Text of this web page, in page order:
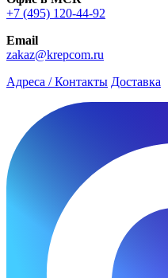
+7 (495) 120-44-92
Email
zakaz@krepcom.ru
Адреса / Контакты Доставка